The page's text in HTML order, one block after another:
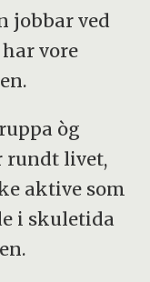
jobbar ved
vore
òg
rundt livet,
aktive som
i skuletida